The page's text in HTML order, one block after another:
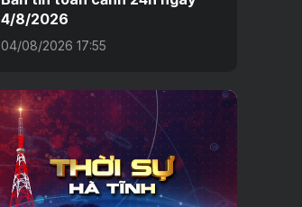
4/8/2026
04/08/2026 17:55